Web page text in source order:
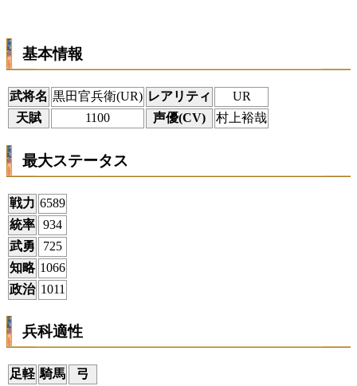
基本情報
武将名 黒田官兵衛(UR) レアリティ
UR
天賦
1100 声優(CV) 村上裕哉
最大ステータス
戦力 6589
統率 934
武勇
725
知略 1066
政治 1011
兵科適性
足軽 騎馬
弓